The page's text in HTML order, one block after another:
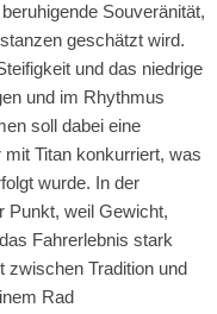
Souveränität,
geschätzt wird.
und das niedrige
und im Rhythmus
soll dabei eine
Titan konkurriert, was
wurde. In der
Punkt, weil Gewicht,
Fahrerlebnis stark
zwischen Tradition und
Rad